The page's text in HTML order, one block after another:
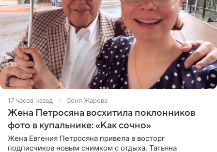
17 часов назад Соня Жарова
Жена Петросяна восхитила поклонников
фото в купальнике: «Как сочно»
Жена Евгения Петросяна привела в восторг
подписчиков новым снимком с отдыха. Татьяна